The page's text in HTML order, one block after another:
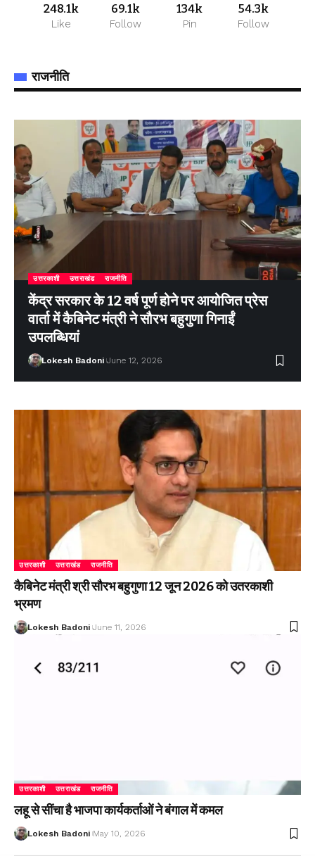
248.1k
Like
69.1k
Follow
134k
Pin
54.3k
Follow
राजनीति
उत्तरकाशी उत्तराखंड राजनीति
केंद्र सरकार के 12 वर्ष पूर्ण होने पर आयोजित प्रेस
वार्ता में कैबिनेट मंत्री ने सौरभ बहुगुणा गिनाईं
उपलब्धियां
Lokesh Badoni June 12, 2026
उत्तरकाशी उत्तराखंड राजनीति
कैबिनेट मंत्री श्री सौरभ बहुगुणा 12 जून 2026 को उतरकाशी
भ्रमण
Lokesh Badoni June 11, 2026
उत्तरकाशी उत्तराखंड राजनीति
लहू से सींचा है भाजपा कार्यकर्ताओं ने बंगाल में कमल
Lokesh Badoni May 10, 2026